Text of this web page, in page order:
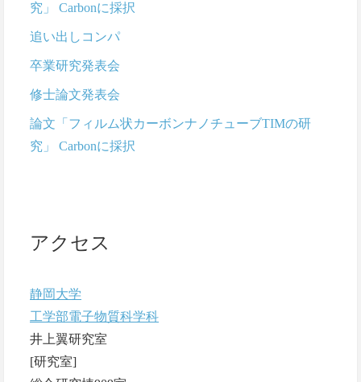
究」 Carbonに採択
追い出しコンパ
卒業研究発表会
修士論文発表会
論文「フィルム状カーボンナノチューブTIMの研
究」 Carbonに採択
アクセス
静岡大学
工学部電子物質科学科
井上翼研究室
[研究室]